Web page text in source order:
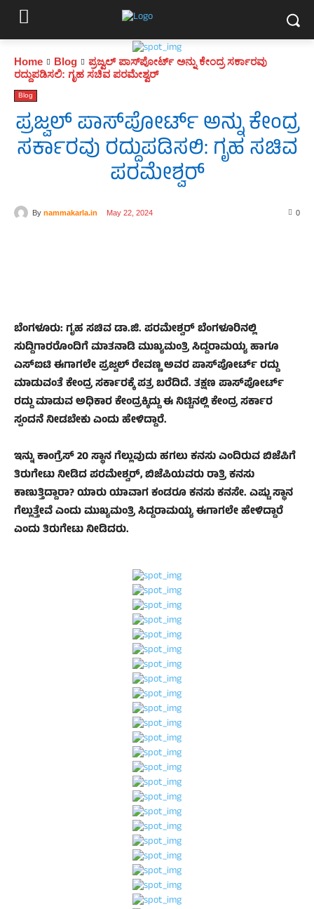
Home Blog
ಪ್ರಜ್ವಲ್‌ ಪಾಸ್‌ಪೋರ್ಟ್‌ ಅನ್ನು ಕೇಂದ್ರ ಸರ್ಕಾರವು
ರದ್ದುಪಡಿಸಲಿ: ಗೃಹ ಸಚಿವ ಪರಮೇಶ್ವರ್
Blog
ಪ್ರಜ್ವಲ್‌ ಪಾಸ್‌ಪೋರ್ಟ್‌ ಅನ್ನು ಕೇಂದ್ರ
ಸರ್ಕಾರವು ರದ್ದುಪಡಿಸಲಿ: ಗೃಹ ಸಚಿವ
ಪರಮೇಶ್ವರ್
By nammakarla.in May 22, 2024 0
ಬೆಂಗಳೂರು: ಗೃಹ ಸಚಿವ ಡಾ.ಜಿ. ಪರಮೇಶ್ವರ್‌ ಬೆಂಗಳೂರಿನಲ್ಲಿ
ಸುದ್ದಿಗಾರರೊಂದಿಗೆ ಮಾತನಾಡಿ ಮುಖ್ಯಮಂತ್ರಿ ಸಿದ್ದರಾಮಯ್ಯ ಹಾಗೂ
ಎಸ್‌ಐಟಿ ಈಗಾಗಲೇ ಪ್ರಜ್ವಲ್‌ ರೇವಣ್ಣ ಅವರ ಪಾಸ್‌ಪೋರ್ಟ್‌ ರದ್ದು
ಮಾಡುವಂತೆ ಕೇಂದ್ರ ಸರ್ಕಾರಕ್ಕೆ ಪತ್ರ ಬರೆದಿದೆ. ತಕ್ಷಣ ಪಾಸ್‌ಪೋರ್ಟ್‌
ರದ್ದು ಮಾಡುವ ಅಧಿಕಾರ ಕೇಂದ್ರಕ್ಕಿದ್ದು ಈ ನಿಟ್ಟಿನಲ್ಲಿ ಕೇಂದ್ರ ಸರ್ಕಾರ
ಸ್ಪಂದನೆ ನೀಡಬೇಕು ಎಂದು ಹೇಳಿದ್ದಾರೆ.
ಇನ್ನು ಕಾಂಗ್ರೆಸ್‌ 20 ಸ್ಥಾನ ಗೆಲ್ಲುವುದು ಹಗಲು ಕನಸು ಎಂದಿರುವ ಬಿಜೆಪಿಗೆ
ತಿರುಗೇಟು ನೀಡಿದ ಪರಮೇಶ್ವರ್‌, ಬಿಜೆಪಿಯವರು ರಾತ್ರಿ ಕನಸು
ಕಾಣುತ್ತಿದ್ದಾರಾ? ಯಾರು ಯಾವಾಗ ಕಂಡರೂ ಕನಸು ಕನಸೇ. ಎಷ್ಟು ಸ್ಥಾನ
ಗೆಲ್ಲುತ್ತೇವೆ ಎಂದು ಮುಖ್ಯಮಂತ್ರಿ ಸಿದ್ದರಾಮಯ್ಯ ಈಗಾಗಲೇ ಹೇಳಿದ್ದಾರೆ
ಎಂದು ತಿರುಗೇಟು ನೀಡಿದರು.